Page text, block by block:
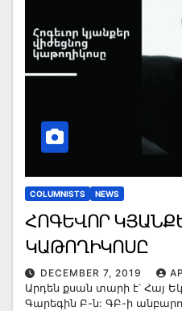
COLUMNISTS NEWS
ՀՈԳԵՎՈՐ
ԿԱԹՈՂԻԿՈՍԸ
DECEMBER 7, 2019
Արդեն քսան տարի է՝ Հայ
Գարեգին Բ-ն: ԳԲ-ի